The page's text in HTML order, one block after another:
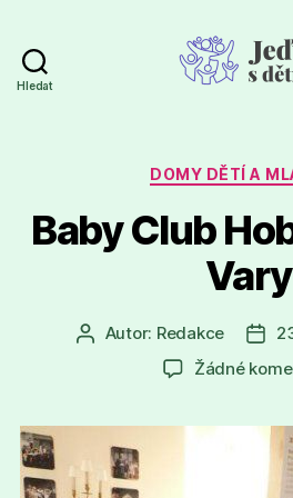
Hledat
DOMY DĚTÍ A
Baby Club
Vary
AutorAutor: Redakce
Žádné